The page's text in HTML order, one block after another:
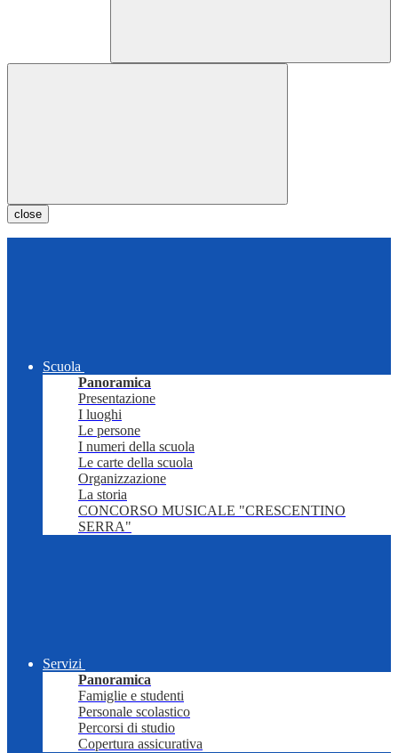
close
Scuola
Panoramica
Presentazione
I luoghi
Le persone
I numeri della scuola
Le carte della scuola
Organizzazione
La storia
CONCORSO MUSICALE "CRESCENTINO
SERRA"
Servizi
Panoramica
Famiglie e studenti
Personale scolastico
Percorsi di studio
Copertura assicurativa